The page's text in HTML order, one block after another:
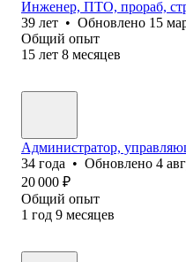
Инженер, ПТО, прораб,
39 лет • Обновлено 15
Общий опыт
15 лет 8 месяцев
Администратор,
34 года • Обновлено 4
20 000 ₽
Общий опыт
1 год 9 месяцев